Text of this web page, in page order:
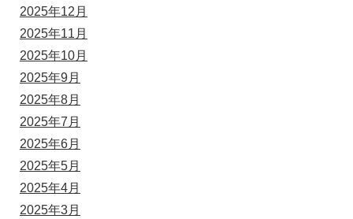
2025年12月
2025年11月
2025年10月
2025年9月
2025年8月
2025年7月
2025年6月
2025年5月
2025年4月
2025年3月